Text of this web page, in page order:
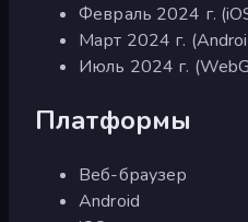
Февраль 2024 г.
Март 2024 г.
Июль 2024 г.
Платформы
Веб-браузер
Android